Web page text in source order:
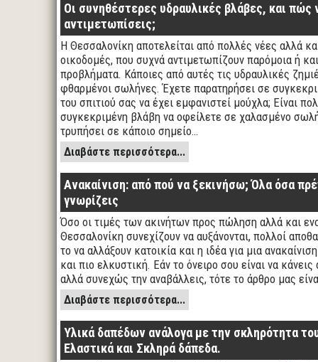
Οι συνηθέστερες υδραυλικές βλάβες, και πώς
αντιμετωπίσεις;
Η Θεσσαλονίκη αποτελείται από πολλές νέες αλλά
οικοδομές, που συχνά αντιμετωπίζουν παρόμοια ή
προβλήματα. Κάποιες από αυτές τις υδραυλικές
φθαρμένοι σωλήνες. Έχετε παρατηρήσει σε
του σπιτιού σας να έχει εμφανιστεί μούχλα; Είναι
συγκεκριμένη βλάβη να οφείλετε σε χαλασμένο
τρυπήσει σε κάποιο σημείο…
Διαβάστε περισσότερα...
Ανακαίνιση: από πού να ξεκινήσω; Όλα όσα
γνωρίζεις
Όσο οι τιμές των ακινήτων προς πώληση αλλά και
Θεσσαλονίκη συνεχίζουν να αυξάνονται, πολλοί
το να αλλάξουν κατοικία και η ιδέα για μια
και πιο ελκυστική. Εάν το όνειρο σου είναι να κάνεις
αλλά συνεχώς την αναβάλλεις, τότε το άρθρο μας
Διαβάστε περισσότερα...
Υλικά δαπέδων ανάλογα με την σκληρότητα
Ελαστικά και Σκληρά δάπεδα.